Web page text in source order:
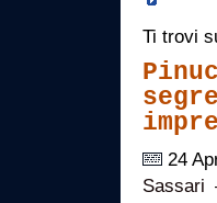
Ti trovi
24
Sassari